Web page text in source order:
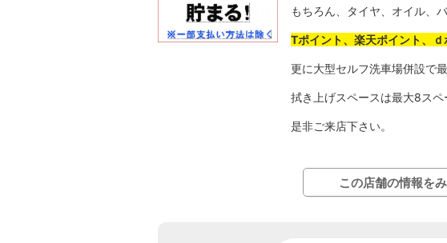
もちろん、タイヤ、オイル、
Tポイント、楽天ポイント、ｄ
更に大型セルフ洗車場併設で
拭き上げスペースは最大8スペ
是非ご来店下さい。
この店舗の情報を